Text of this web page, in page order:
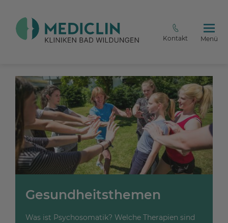
Kontakt Menü
Gesundheitsthemen
Was ist Psychosomatik? Welche Therapien sind